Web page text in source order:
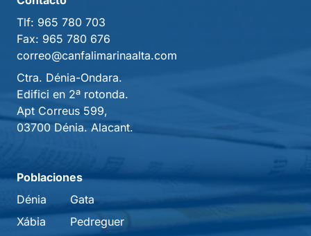
Tlf: 965 780 703
Fax: 965 780 676
correo@canfalimarinaalta.com
Ctra. Dénia-Ondara.
Edifici en 2ª rotonda.
Apt Correus 599,
03700 Dénia. Alacant.
Poblaciones
Dénia
Xábia
Gata
Pedreguer